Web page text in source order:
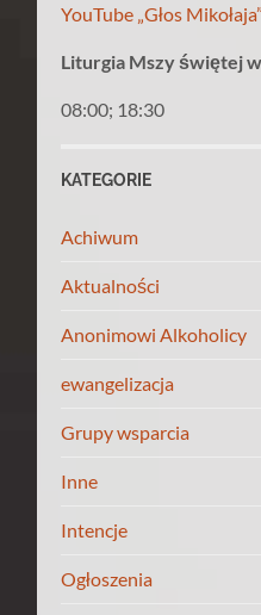
YouTube „Głos Mikołaja”
Liturgia Mszy świętej
08:00; 18:30
KATEGORIE
Achiwum
Aktualności
Anonimowi Alkoholicy
ewangelizacja
Grupy wsparcia
Inne
Intencje
Ogłoszenia